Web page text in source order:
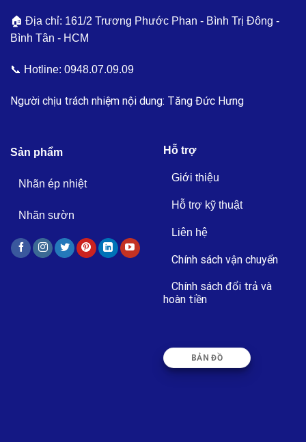
🏠 Địa chỉ: 161/2 Trương Phước Phan - Bình Trị Đông -
Bình Tân - HCM
📞 Hotline: 0948.07.09.09
Người chịu trách nhiệm nội dung: Tăng Đức Hưng
Sản phẩm
Nhãn ép nhiệt
Nhãn sườn
Hỗ trợ
Giới thiệu
Hỗ trợ kỹ thuật
Liên hệ
Chính sách vận chuyển
Chính sách đổi trả và
hoàn tiền
BẢN ĐỒ